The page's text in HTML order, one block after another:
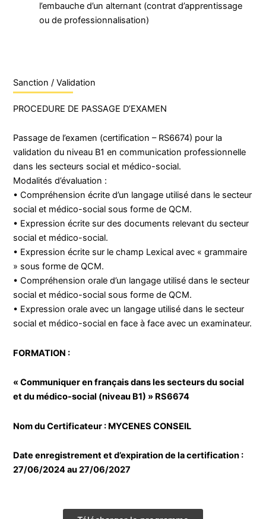
l’embauche d’un alternant (contrat d’apprentissage
ou de professionnalisation)
Sanction / Validation
PROCEDURE DE PASSAGE D’EXAMEN
Passage de l’examen (certification – RS6674) pour la
validation du niveau B1 en communication professionnelle
dans les secteurs social et médico-social.
Modalités d’évaluation :
• Compréhension écrite d’un langage utilisé dans le secteur
social et médico-social sous forme de QCM.
• Expression écrite sur des documents relevant du secteur
social et médico-social.
• Expression écrite sur le champ Lexical avec « grammaire
» sous forme de QCM.
• Compréhension orale d’un langage utilisé dans le secteur
social et médico-social sous forme de QCM.
• Expression orale avec un langage utilisé dans le secteur
social et médico-social en face à face avec un examinateur.
FORMATION :
« Communiquer en français dans les secteurs du social
et du médico-social (niveau B1) » RS6674
Nom du Certificateur : MYCENES CONSEIL
Date enregistrement et d’expiration de la certification :
27/06/2024 au 27/06/2027